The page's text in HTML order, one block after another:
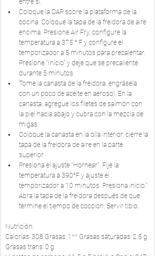
Coloque la OAP sobre la plataforma de la
cocina. Coloque la tapa de la freidora de aire
encima. Presione Air Fry, configure la
temperatura a 375 ° F y configure el
temporizador a 5 minutos para precalentar.
Presione "Inicio" y deje que se precaliente
durante 5 minutos.
Tome la canasta de la freidora, engrásela
con un poco de aceite en aerosol. En la
canasta, agregue los filetes de salmón con
la piel hacia abajo y cubra con la mezcla de
migas.
Coloque la canasta en la olla interior, cierre la
tapa de la freidora de aire en la parte
superior.
Presiona el ajuste "Hornear". Fije la
temperatura a 390°F y ajuste el
temporizador a 10 minutos. Presiona inicio."
Abra la tapa de la freidora después de que
termine el tiempo de cocción. Servir tibio.
Nutrición:
Calorías: 308 Grasas: 1** Grasas saturadas: 2,5 g
Grasas trans: 0 g